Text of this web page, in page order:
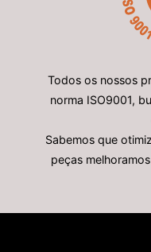
Todos os nossos
norma ISO9001,
Sabemos que
peças